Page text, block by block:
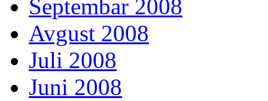
Septembar 2008
Avgust 2008
Juli 2008
Juni 2008